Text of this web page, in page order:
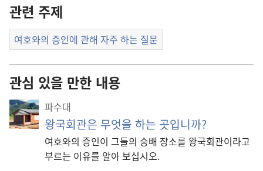
관련 주제
여호와의 증인에 관해 자주 하는 질문
관심 있을 만한 내용
파수대
왕국회관은 무엇을 하는 곳입니까?
여호와의 증인이 그들의 숭배 장소를 왕국회관이라고
부르는 이유를 알아 보십시오.